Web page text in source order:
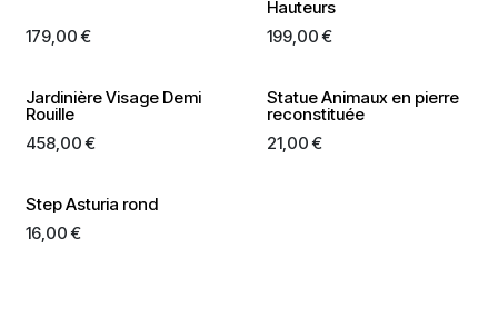
179,00€
Hauteurs
199,00€
Jardinière Visage Demi
Rouille
458,00€
Statue Animaux en pierre
reconstituée
21,00€
Step Asturia rond
16,00€